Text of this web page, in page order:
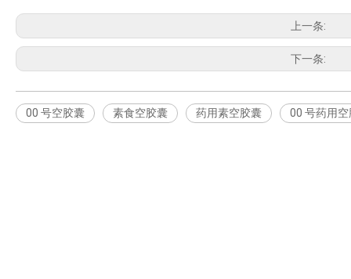
上一条:
下一条:
00 号空胶囊 素食空胶囊 药用素空胶囊 00 号药用